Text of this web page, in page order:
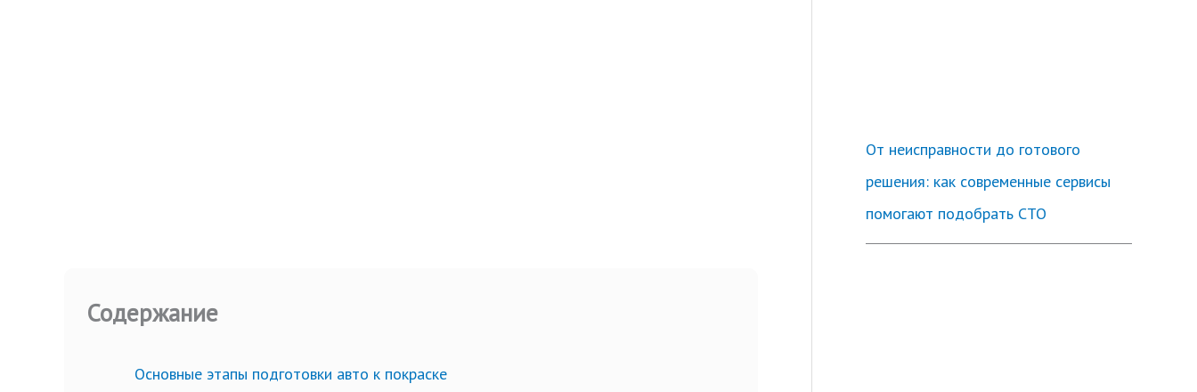
Содержание
Основные этапы подготовки авто к покраске
От неисправности до готового
решения: как современные сервисы
помогают подобрать СТО